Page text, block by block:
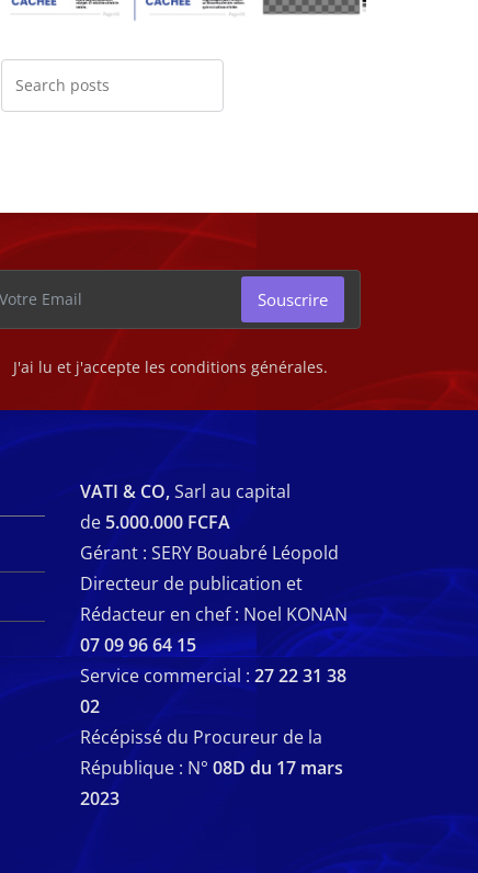
J'ai lu et j'accepte les conditions générales.
Souscrire
VATI & CO,Sarl au capital
de 5.000.000 FCFA
Gérant : SERY Bouabré Léopold
Directeur de publication et
Rédacteur en chef : Noel KONAN
07 09 96 64 15
Service commercial : 27 22 31 38
02
Récépissé du Procureur de la
République : N° 08D du 17 mars
2023